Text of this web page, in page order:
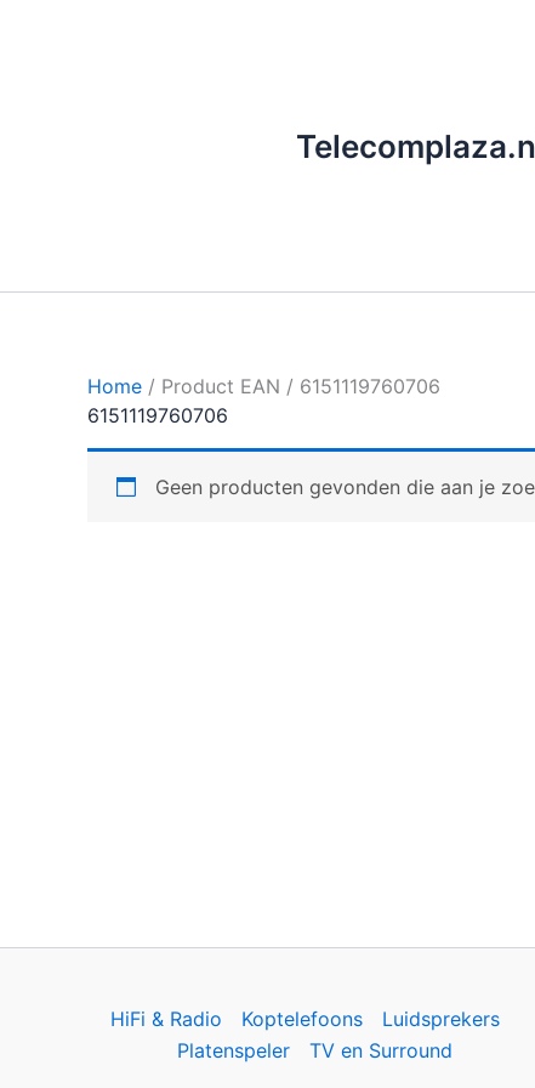
Home / Product EAN / 6151119760706
6151119760706
Geen producten gevonden die aan je
HiFi & Radio Koptelefoons
Luidsprekers
Platenspeler
TV en Surround